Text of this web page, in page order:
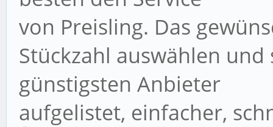
von Preisling. Das
Stückzahl auswählen
günstigsten Anbieter
aufgelistet, einfacher,